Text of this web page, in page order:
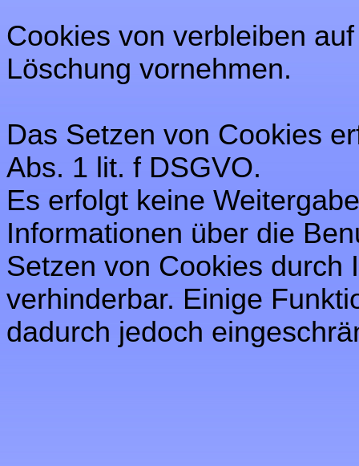
Cookies von verbleiben
Löschung vornehmen.
Das Setzen von Cookies
Abs. 1 lit. f DSGVO.
Es erfolgt keine
Informationen über die
Setzen von Cookies durch
verhinderbar. Einige
dadurch jedoch